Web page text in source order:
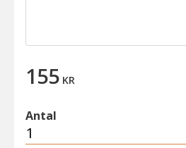
155 KR
Antal